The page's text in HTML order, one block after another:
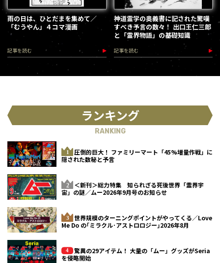
雨の日は、ひとだまを集めて／
「むうやん」４コマ漫画
記事を読む
神道霊学の奥義書に記された驚嘆
すべき予言の数々！ 出口王仁三郎
と「霊界物語」の基礎知識
記事を読む
ランキング
RANKING
圧倒的巨大！ ファミリーマート「45%増量作戦」に
隠された数秘と予言
＜新刊＞総力特集 知られざる死後世界「霊界宇
宙」の謎／ムー2026年9月号のお知らせ
世界規模のターニングポイントがやってくる／Love
Me Do の｢ミラクル･アストロロジー｣2026年8月
驚異の29アイテム！ 大量の「ムー」グッズがSeria
を侵略開始